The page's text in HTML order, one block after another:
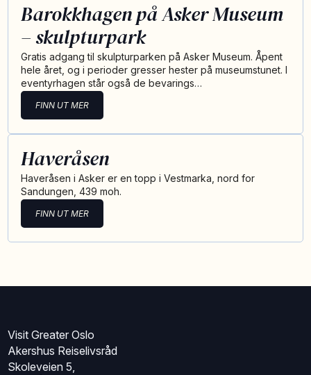
Barokkhagen på Asker Museum
– skulpturpark
Gratis adgang til skulpturparken på Asker Museum. Åpent
hele året, og i perioder gresser hester på museumstunet. I
eventyrhagen står også de bevarings…
FINN UT MER
Haveråsen
Haveråsen i Asker er en topp i Vestmarka, nord for
Sandungen, 439 moh.
FINN UT MER
Visit Greater Oslo
Akershus Reiselivsråd
Skoleveien 5,